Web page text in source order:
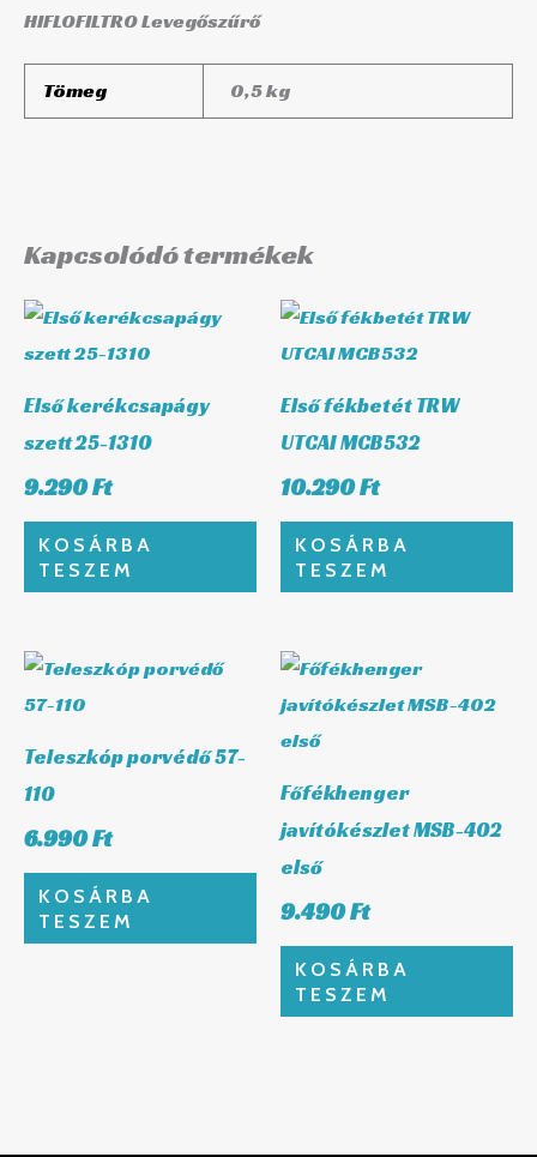
HIFLOFILTRO Levegőszűrő
Tömeg 0,5 kg
Kapcsolódó termékek
Első kerékcsapágy
szett 25-1310
9.290Ft
KOSÁRBA
TESZEM
Első fékbetét TRW
UTCAI MCB532
10.290Ft
KOSÁRBA
TESZEM
Teleszkóp porvédő 57-
110
6.990Ft
KOSÁRBA
TESZEM
Főfékhenger
javítókészlet MSB-402
első
9.490Ft
KOSÁRBA
TESZEM